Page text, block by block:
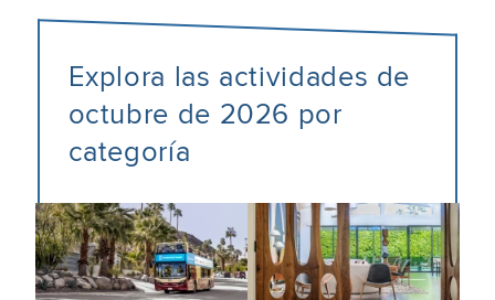
Explora las actividades de
octubre de 2026 por
categoría